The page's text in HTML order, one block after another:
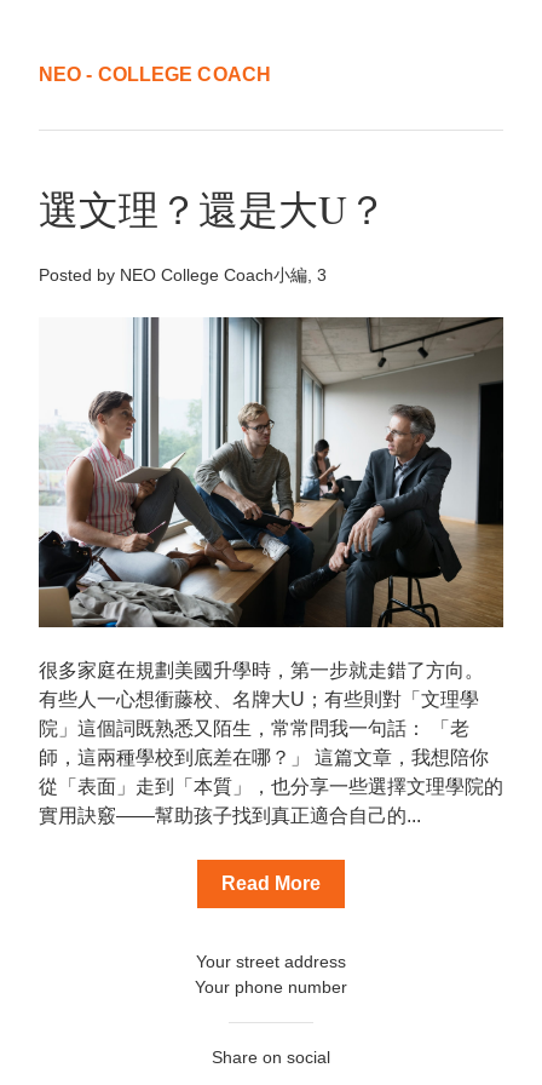
NEO - COLLEGE COACH
選文理？還是大U？
Posted by NEO College Coach小編, 3
很多家庭在規劃美國升學時，第一步就走錯了方向。
有些人一心想衝藤校、名牌大U；有些則對「文理學
院」這個詞既熟悉又陌生，常常問我一句話： 「老
師，這兩種學校到底差在哪？」 這篇文章，我想陪你
從「表面」走到「本質」，也分享一些選擇文理學院的
實用訣竅——幫助孩子找到真正適合自己的...
Read More
Your street address
Your phone number
Share on social